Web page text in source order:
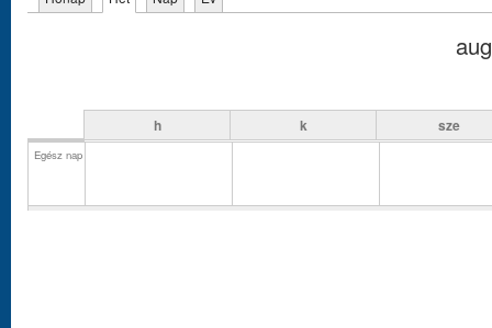
h k sze
Egész nap